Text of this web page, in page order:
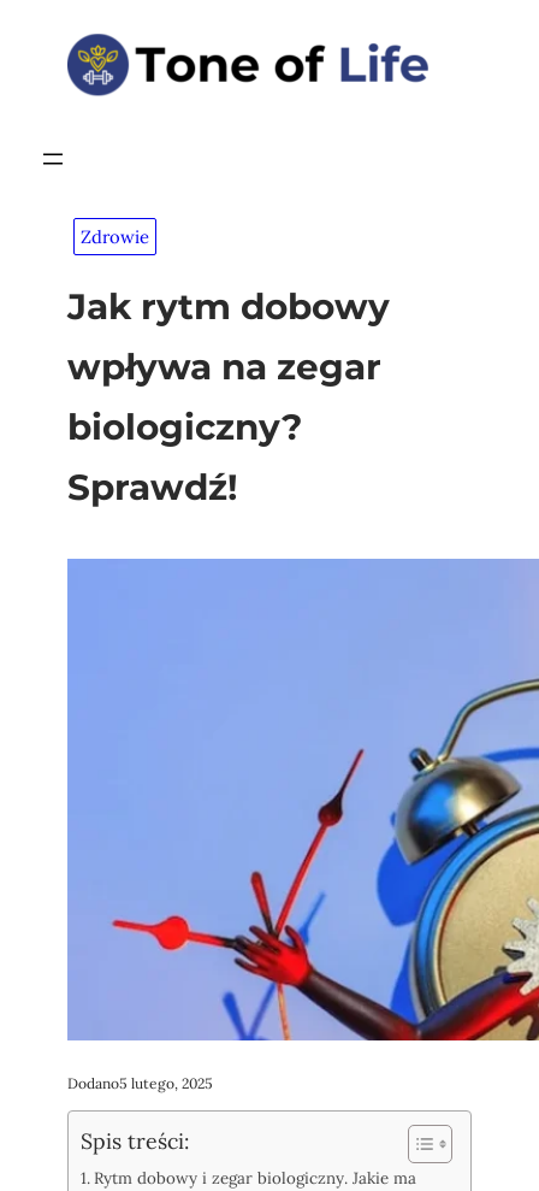
Zdrowie
Jak rytm dobowy
wpływa na zegar
biologiczny?
Sprawdź!
Dodano5 lutego, 2025
Spis treści:
Rytm dobowy i zegar biologiczny. Jakie ma